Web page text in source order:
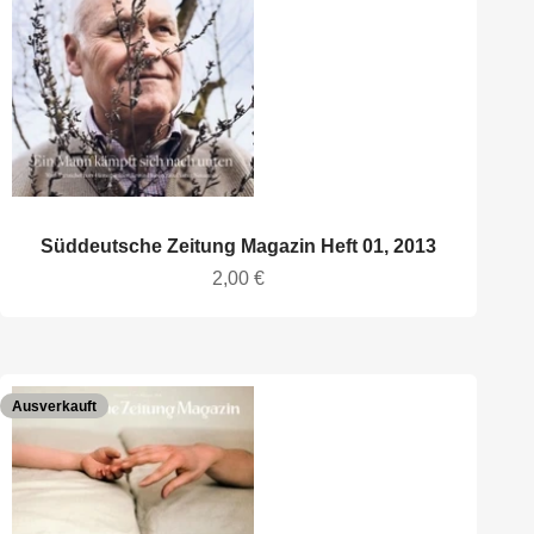
Süddeutsche Zeitung Magazin Heft 01, 2013
Angebot
2,00 €
Ausverkauft